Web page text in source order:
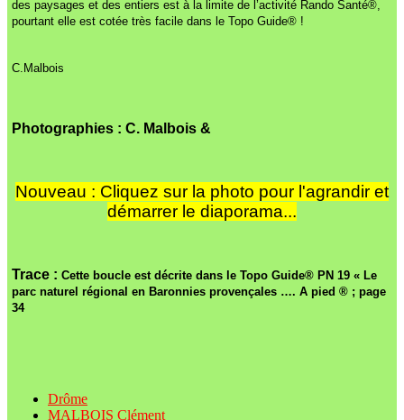
des paysages et des entiers est à la limite de l’activité Rando Santé®,
pourtant elle est cotée très facile dans le Topo Guide® !
C.Malbois
Photographies : C. Malbois &
Nouveau : Cliquez sur la photo pour l'agrandir et
démarrer le diaporama...
Trace : Cette boucle est décrite dans le Topo Guide® PN 19 « Le
parc naturel régional en Baronnies provençales …. A pied ® ; page
34
Drôme
MALBOIS Clément